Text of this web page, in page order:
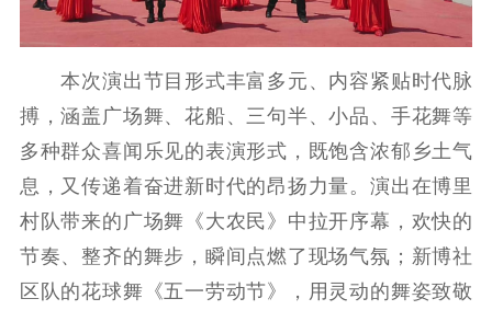
对外宣传
新闻发布
记者之家
品牌栏目
文化文艺
精品生产 文化惠民
文化传承
精神文明
本次演出节目形式丰富多元、内容紧贴时代脉
搏，涵盖广场舞、花船、三句半、小品、手花舞等
多种群众喜闻乐见的表演形式，既饱含浓郁乡土气
息，又传递着奋进新时代的昂扬力量。演出在博里
村队带来的广场舞《大农民》中拉开序幕，欢快的
节奏、整齐的舞步，瞬间点燃了现场气氛；新博社
区队的花球舞《五一劳动节》，用灵动的舞姿致敬